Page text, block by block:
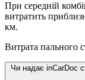
При середній
витратить
км.
Витрата пального
Чи надає inCarDoc